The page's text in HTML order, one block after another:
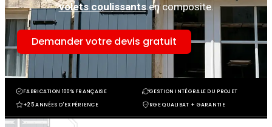
volets coulissantsen composite.
Demander votre devis gratuit
FABRICATION 100% FRANÇAISE
GESTION INTÉGRALE DU PROJET
+25 ANNÉES D'EXPÉRIENCE
RGE QUALIBAT + GARANTIE